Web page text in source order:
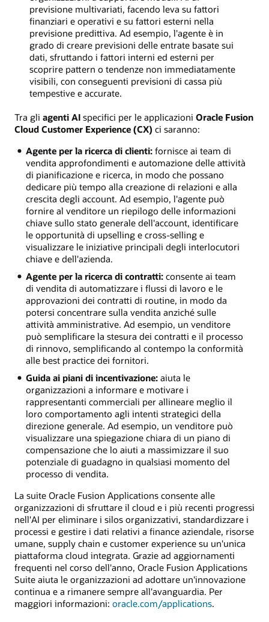
previsione multivariati, facendo leva su fattori
finanziari e operativi e su fattori esterni nella
previsione predittiva. Ad esempio, l'agente è in
grado di creare previsioni delle entrate basate sui
dati, sfruttando i fattori interni ed esterni per
scoprire pattern o tendenze non immediatamente
visibili, con conseguenti previsioni di cassa più
tempestive e accurate.
Tra gli agenti AI specifici per le applicazioni Oracle Fusion
Cloud Customer Experience (CX) ci saranno:
Agente per la ricerca di clienti:fornisce ai team di
vendita approfondimenti e automazione delle attività
di pianificazione e ricerca, in modo che possano
dedicare più tempo alla creazione di relazioni e alla
crescita degli account. Ad esempio, l'agente può
fornire al venditore un riepilogo delle informazioni
chiave sullo stato generale dell'account, identificare
le opportunità di upselling e cross-selling e
visualizzare le iniziative principali degli interlocutori
chiave e dell'azienda.
Agente per la ricerca di contratti:consente ai team
di vendita di automatizzare i flussi di lavoro e le
approvazioni dei contratti di routine, in modo da
potersi concentrare sulla vendita anziché sulle
attività amministrative. Ad esempio, un venditore
può semplificare la stesura dei contratti e il processo
di rinnovo, semplificando al contempo la conformità
alle best practice dei fornitori.
Guida ai piani di incentivazione:aiuta le
organizzazioni a informare e motivare i
rappresentanti commerciali per allineare meglio il
loro comportamento agli intenti strategici della
direzione generale. Ad esempio, un venditore può
visualizzare una spiegazione chiara di un piano di
compensazione che lo aiuti a massimizzare il suo
potenziale di guadagno in qualsiasi momento del
processo di vendita.
La suite Oracle Fusion Applications consente alle
organizzazioni di sfruttare il cloud e i più recenti progressi
nell'AI per eliminare i silos organizzativi, standardizzare i
processi e gestire i dati relativi a finance aziendale, risorse
umane, supply chain e customer experience su un'unica
piattaforma cloud integrata. Grazie ad aggiornamenti
frequenti nel corso dell'anno, Oracle Fusion Applications
Suite aiuta le organizzazioni ad adottare un'innovazione
continua e a rimanere sempre all'avanguardia. Per
maggiori informazioni: oracle.com/applications.